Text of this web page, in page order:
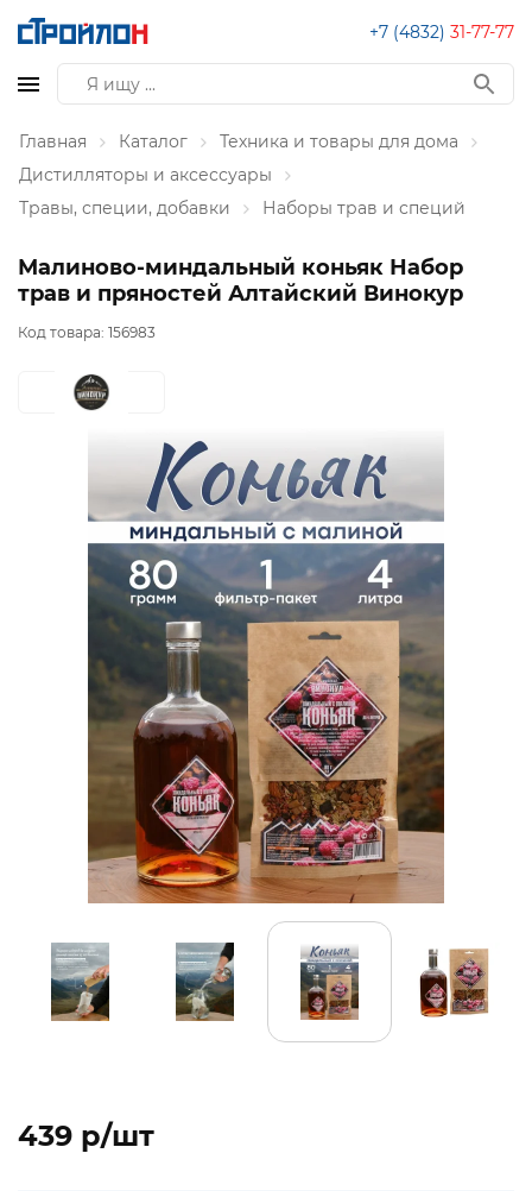
+7 (4832) 31-77-77
Главная Каталог
Техника и товары для дома
Дистилляторы и аксессуары
Травы, специи, добавки
Наборы трав и специй
Малиново-миндальный коньяк Набор
трав и пряностей Алтайский Винокур
Код товара: 156983
439 p/шт